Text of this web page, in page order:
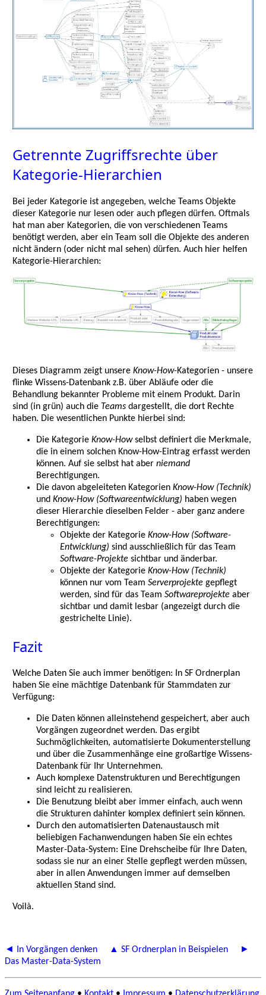
Getrennte Zugriffsrechte über
Kategorie-Hierarchien
Bei jeder Kategorie ist angegeben, welche Teams Objekte
dieser Kategorie nur lesen oder auch pflegen dürfen. Oftmals
hat man aber Kategorien, die von verschiedenen Teams
benötigt werden, aber ein Team soll die Objekte des anderen
nicht ändern (oder nicht mal sehen) dürfen. Auch hier helfen
Kategorie-Hierarchien:
Dieses Diagramm zeigt unsere Know-How-Kategorien - unsere
flinke Wissens-Datenbank z.B. über Abläufe oder die
Behandlung bekannter Probleme mit einem Produkt. Darin
sind (in grün) auch die Teamsdargestellt, die dort Rechte
haben. Die wesentlichen Punkte hierbei sind:
Die Kategorie Know-Howselbst definiert die Merkmale,
die in einem solchen Know-How-Eintrag erfasst werden
können. Auf sie selbst hat aber niemand
Berechtigungen.
Die davon abgeleiteten Kategorien Know-How (Technik)
und Know-How (Softwareentwicklung) haben wegen
dieser Hierarchie dieselben Felder - aber ganz andere
Berechtigungen:
Objekte der Kategorie Know-How (Software-
Entwicklung) sind ausschließlich für das Team
Software-Projektesichtbar und änderbar.
Objekte der Kategorie Know-How (Technik)
können nur vom Team Serverprojekte gepflegt
werden, sind für das Team Softwareprojekteaber
sichtbar und damit lesbar (angezeigt durch die
gestrichelte Linie).
Fazit
Welche Daten Sie auch immer benötigen: In SF Ordnerplan
haben Sie eine mächtige Datenbank für Stammdaten zur
Verfügung:
Die Daten können alleinstehend gespeichert, aber auch
Vorgängen zugeordnet werden. Das ergibt
Suchmöglichkeiten, automatisierte Dokumenterstellung
und über die Zusammenhänge eine großartige Wissens-
Datenbank für Ihr Unternehmen.
Auch komplexe Datenstrukturen und Berechtigungen
sind leicht zu realisieren.
Die Benutzung bleibt aber immer einfach, auch wenn
die Strukturen dahinter komplex definiert sein können.
Durch den automatisierten Datenaustausch mit
beliebigen Fachanwendungen haben Sie ein echtes
Master-Data-System: Eine Drehscheibe für Ihre Daten,
sodass sie nur an einer Stelle gepflegt werden müssen,
aber in allen Anwendungen immer auf demselben
aktuellen Stand sind.
Voilà.
◄ In Vorgängen denken ▲ SF Ordnerplan in Beispielen
►
Das Master-Data-System